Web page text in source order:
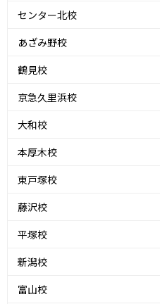
センター北校
あざみ野校
鶴見校
京急久里浜校
大和校
本厚木校
東戸塚校
藤沢校
平塚校
新潟校
富山校